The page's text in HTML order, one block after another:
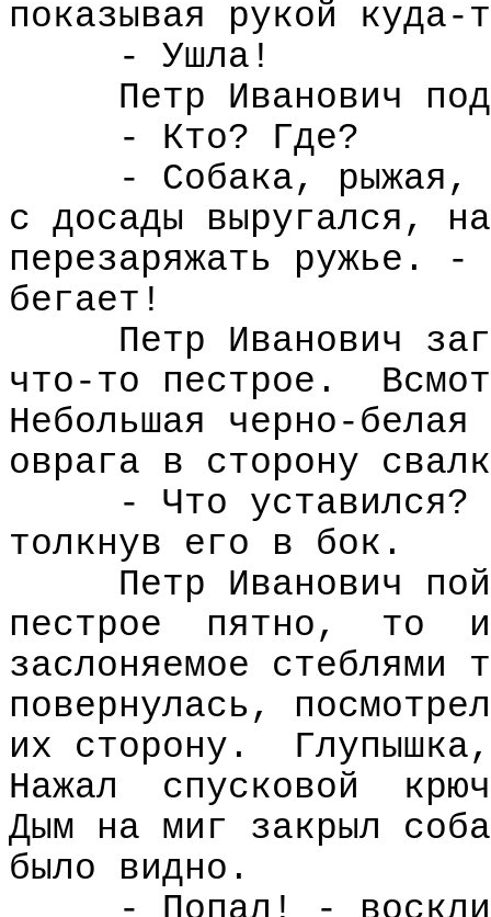
показывая рукой
- Ушла!
Петр Иванович
- Кто? Где?
- Собака, рыжая,
с досады выругался,
перезаряжать ружье. -
бегает!
Петр Иванович
что-то пестрое.
Небольшая черно-
оврага в сторону
- Что
толкнув его в бок.
Петр Иванович
пестрое
пятно, то
и
заслоняемое стеблями
повернулась,
их сторону.
Нажал
спусковой
Дым на миг закрыл
было видно.